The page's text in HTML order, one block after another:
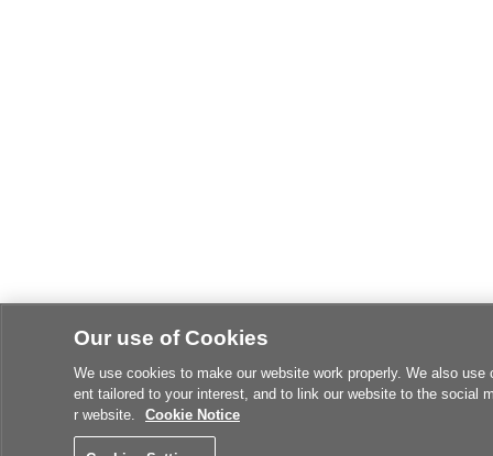
Our use of Cookies
We use cookies to make our website work properly. We also
ent tailored to your interest, and to link our website to the social
r website.
Cookie Notice